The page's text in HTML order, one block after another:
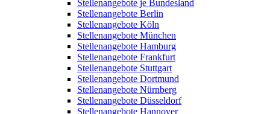
Stellenangebote je Bundesland
Stellenangebote Berlin
Stellenangebote Köln
Stellenangebote München
Stellenangebote Hamburg
Stellenangebote Frankfurt
Stellenangebote Stuttgart
Stellenangebote Dortmund
Stellenangebote Nürnberg
Stellenangebote Düsseldorf
Stellenangebote Hannover